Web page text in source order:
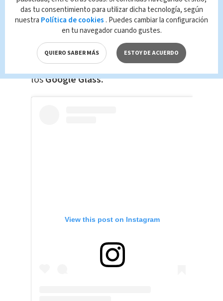
Hace ya algún tiempo otras
compañías intentaron entrar en este
mercado, siete años atrás la empresa
Google lanzó de manera infortunada
losGoogle Glass.
View this post on Instagram
das tu consentimiento para utilizar dicha tecnología, según
nuestra Política de cookies . Puedes cambiar la configuración
en tu navegador cuando gustes.
QUIERO SABER MÁS ESTOY DE ACUERDO